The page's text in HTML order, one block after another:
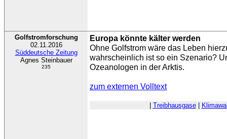
Golfstromforschung
02.11.2016
Süddeutsche Zeitung
Agnes Steinbauer
235
Europa könnte kälter werden
Ohne Golfstrom wäre das Leben
wahrscheinlich ist so ein Szenario?
Ozeanologen in der Arktis.
zum externen Volltext
Treibhausgase|